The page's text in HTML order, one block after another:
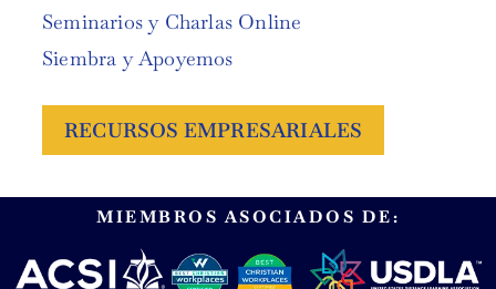
Seminarios y Charlas Online
Siembra y Apoyemos
RECURSOS EMPRESARIALES
MIEMBROS ASOCIADOS DE: